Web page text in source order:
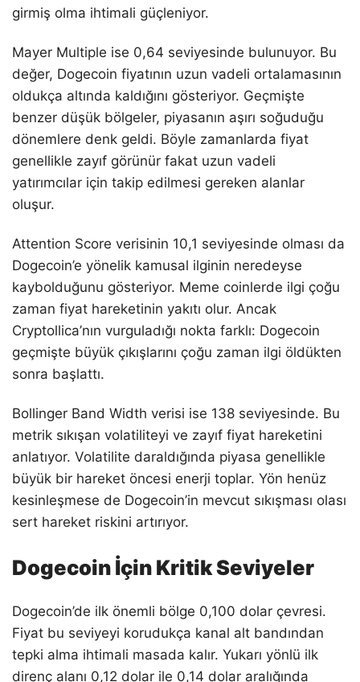
girmiş olma ihtimali güçleniyor.
Mayer Multiple ise 0,64 seviyesinde bulunuyor. Bu
değer, Dogecoin fiyatının uzun vadeli ortalamasının
oldukça altında kaldığını gösteriyor. Geçmişte
benzer düşük bölgeler, piyasanın aşırı soğuduğu
dönemlere denk geldi. Böyle zamanlarda fiyat
genellikle zayıf görünür fakat uzun vadeli
yatırımcılar için takip edilmesi gereken alanlar
oluşur.
Attention Score verisinin 10,1 seviyesinde olması da
Dogecoin’e yönelik kamusal ilginin neredeyse
kaybolduğunu gösteriyor. Meme coinlerde ilgi çoğu
zaman fiyat hareketinin yakıtı olur. Ancak
Cryptollica’nın vurguladığı nokta farklı: Dogecoin
geçmişte büyük çıkışlarını çoğu zaman ilgi öldükten
sonra başlattı.
Bollinger Band Width verisi ise 138 seviyesinde. Bu
metrik sıkışan volatiliteyi ve zayıf fiyat hareketini
anlatıyor. Volatilite daraldığında piyasa genellikle
büyük bir hareket öncesi enerji toplar. Yön henüz
kesinleşmese de Dogecoin’in mevcut sıkışması olası
sert hareket riskini artırıyor.
Dogecoin İçin Kritik Seviyeler
Dogecoin’de ilk önemli bölge 0,100 dolar çevresi.
Fiyat bu seviyeyi korudukça kanal alt bandından
tepki alma ihtimali masada kalır. Yukarı yönlü ilk
direnç alanı 0,12 dolar ile 0,14 dolar aralığında